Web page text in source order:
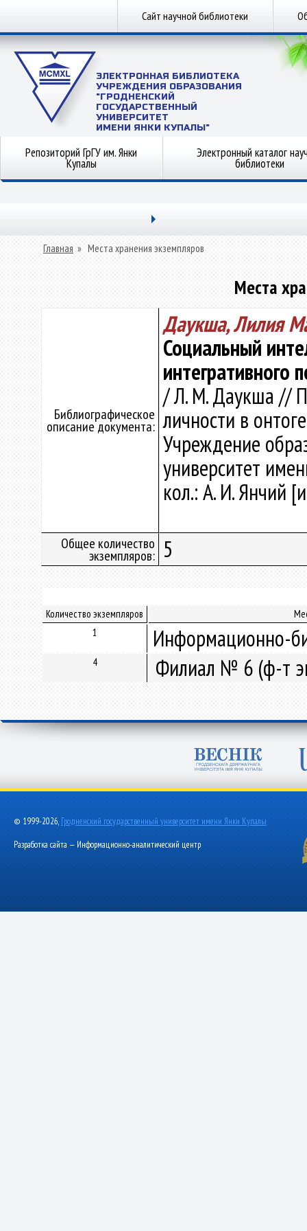
Сайт научной библиотеки
ЭЛЕКТРОННАЯ БИБЛИОТЕКА
УЧРЕЖДЕНИЯ ОБРАЗОВАНИЯ
"ГРОДНЕНСКИЙ
ГОСУДАРСТВЕННЫЙ
УНИВЕРСИТЕТ
ИМЕНИ ЯНКИ КУПАЛЫ"
Репозиторий ГрГУ им. Янки
Купалы
Электронный каталог
библиотеки
Главная » Места хранения экземпляров
Места
Библиографическое
описание документа:
Даукша, Лилия
Социальный
интегративного
/ Л. М. Даукша //
личности в
Учреждение
университет
кол.: А. И. Янчий
Общее количество
экземпляров: 5
Количество экземпляров
1
Информационно-
4 Филиал № 6 (ф-т
© 1999-2026, Гродненский государственный университет имени Янки Купалы
Разработка сайта — Информационно-аналитический центр